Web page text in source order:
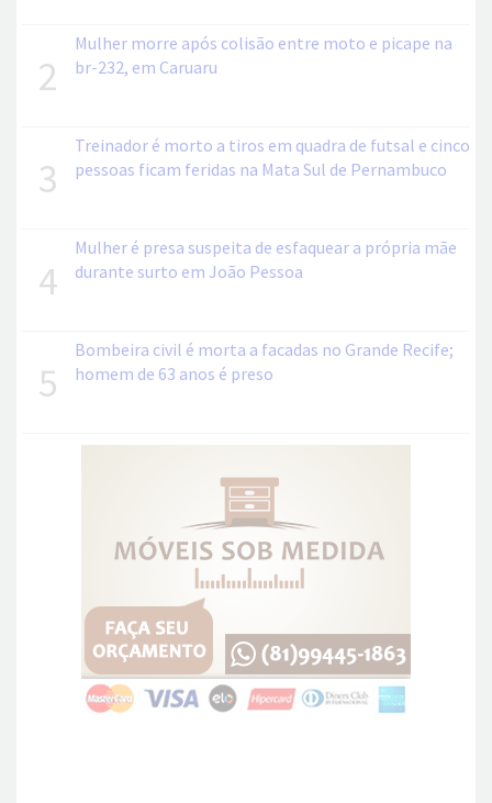
2
Mulher morre após colisão entre moto e picape na
br-232, em Caruaru
3
Treinador é morto a tiros em quadra de futsal e cinco
pessoas ficam feridas na Mata Sul de Pernambuco
4
Mulher é presa suspeita de esfaquear a própria mãe
durante surto em João Pessoa
5
Bombeira civil é morta a facadas no Grande Recife;
homem de 63 anos é preso